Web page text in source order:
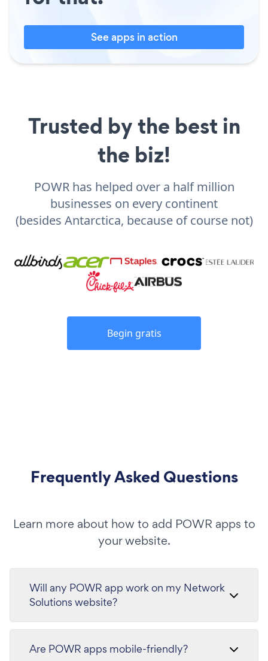
See apps in action
Trusted by the best in
the biz!
POWR has helped over a half million
businesses on every continent
(besides Antarctica, because of course not)
Begin gratis
Frequently Asked Questions
Learn more about how to add POWR apps to
your website.
Will any POWR app work on my Network
Solutions website?
Are POWR apps mobile-friendly?